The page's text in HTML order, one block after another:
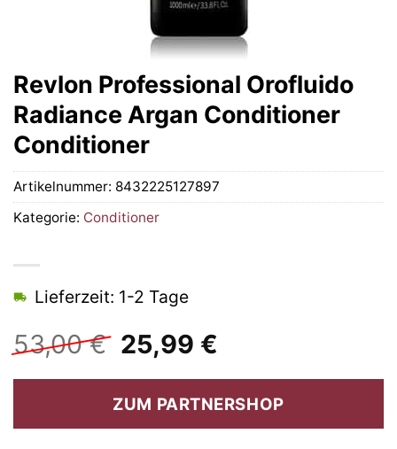
Revlon Professional Orofluido
Radiance Argan Conditioner
Conditioner
53,00€ Ursprünglicher
Preis
war:
53,00 €
25,99 €
ist:
25,99 €.
Lieferzeit: 1-2 Tage
ZUM PARTNERSHOP
Artikelnummer: 8432225127897
Kategorie: Conditioner